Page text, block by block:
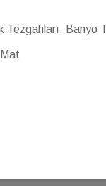
Tezgahları, Banyo